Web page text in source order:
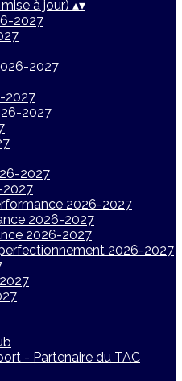
à jour) ▴▾
2027
2027
2027
2027
2027
2027
2026-2027
2026-2027
2026-2027
2026-2027
- Partenaire du TAC